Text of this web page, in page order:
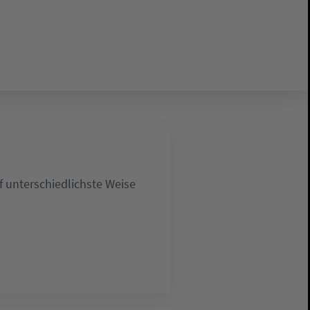
Weise